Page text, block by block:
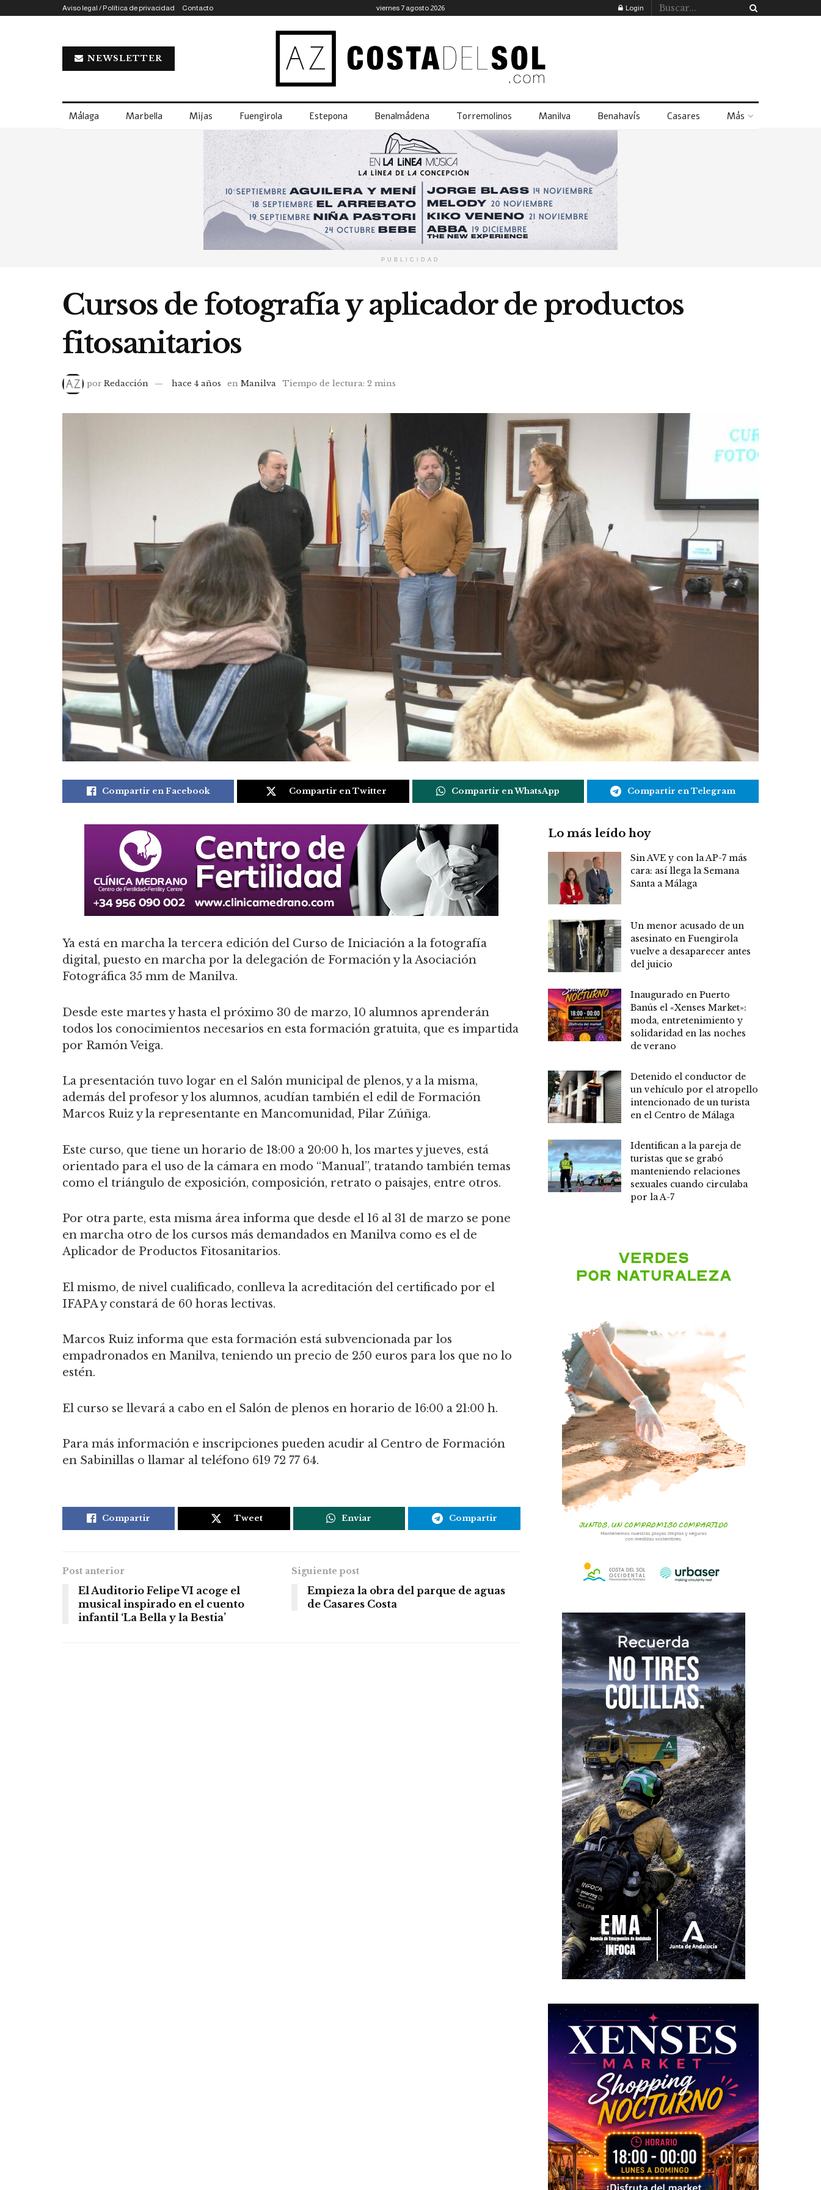
Aviso legal / Política de privacidad Contacto viernes 7 agosto 2026 Login
NEWSLETTER
Málaga Marbella Mijas Fuengirola Estepona Benalmádena Torremolinos Manilva Benahavís Casares Más
PUBLICIDAD
Cursos de fotografía y aplicador de productos
fitosanitarios
por Redacción hace 4 años en Manilva Tiempo de lectura: 2 mins
Compartir en Facebook Compartir en Twitter Compartir en WhatsApp Compartir en Telegram
Ya está en marcha la tercera edición del Curso de Iniciación a la fotografía
digital, puesto en marcha por la delegación de Formación y la Asociación
Fotográfica 35 mm de Manilva.
Desde este martes y hasta el próximo 30 de marzo, 10 alumnos aprenderán
todos los conocimientos necesarios en esta formación gratuita, que es impartida
por Ramón Veiga.
La presentación tuvo logar en el Salón municipal de plenos, y a la misma,
además del profesor y los alumnos, acudían también el edil de Formación
Marcos Ruiz y la representante en Mancomunidad, Pilar Zúñiga.
Este curso, que tiene un horario de 18:00 a 20:00 h, los martes y jueves, está
orientado para el uso de la cámara en modo “Manual”, tratando también temas
como el triángulo de exposición, composición, retrato o paisajes, entre otros.
Por otra parte, esta misma área informa que desde el 16 al 31 de marzo se pone
en marcha otro de los cursos más demandados en Manilva como es el de
Aplicador de Productos Fitosanitarios.
El mismo, de nivel cualificado, conlleva la acreditación del certificado por el
IFAPA y constará de 60 horas lectivas.
Marcos Ruiz informa que esta formación está subvencionada par los
empadronados en Manilva, teniendo un precio de 250 euros para los que no lo
estén.
El curso se llevará a cabo en el Salón de plenos en horario de 16:00 a 21:00 h.
Para más información e inscripciones pueden acudir al Centro de Formación
en Sabinillas o llamar al teléfono 619 72 77 64.
Compartir Tweet Enviar Compartir
Post anterior
El Auditorio Felipe VI acoge el
musical inspirado en el cuento
infantil ‘La Bella y la Bestia’
Siguiente post
Empieza la obra del parque de aguas
de Casares Costa
Lo más leído hoy
Sin AVE y con la AP-7 más
cara: así llega la Semana
Santa a Málaga
Un menor acusado de un
asesinato en Fuengirola
vuelve a desaparecer antes
del juicio
Inaugurado en Puerto
Banús el «Xenses Market»:
moda, entretenimiento y
solidaridad en las noches
de verano
Detenido el conductor de
un vehículo por el atropello
intencionado de un turista
en el Centro de Málaga
Identifican a la pareja de
turistas que se grabó
manteniendo relaciones
sexuales cuando circulaba
por la A-7